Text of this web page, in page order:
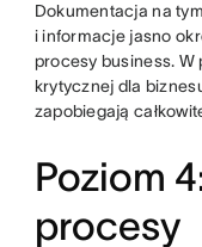
Dokumentacja na
i informacje jasno
procesy business.
krytycznej dla
zapobiegają
Poziom
procesy